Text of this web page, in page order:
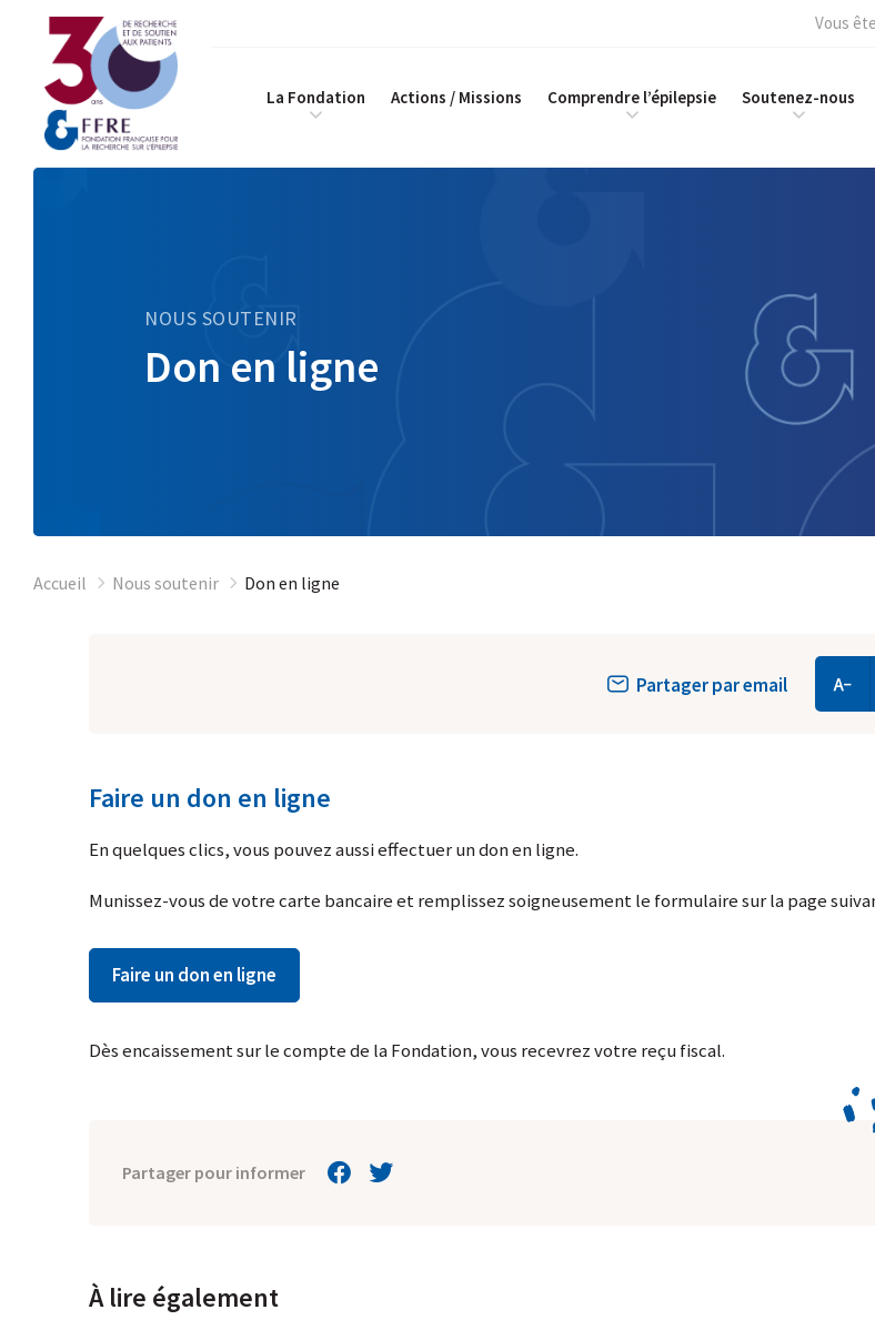
Vous
La Fondation Actions / Missions Comprendre l’épilepsie Soutenez-nous
NOUS SOUTENIR
Don en ligne
Accueil Nous soutenir Don en ligne
Partager par email
Faire un don en ligne
En quelques clics, vous pouvez aussi effectuer un don en ligne.
Munissez-vous de votre carte bancaire et remplissez soigneusement le formulaire sur la page
Faire un don en ligne
Dès encaissement sur le compte de la Fondation, vous recevrez votre reçu fiscal.
Partager pour informer
À lire également